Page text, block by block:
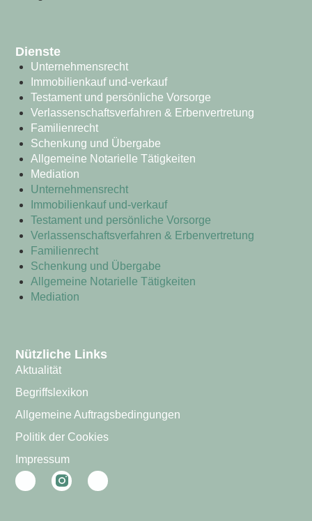
Dienste
Unternehmensrecht
Immobilienkauf und-verkauf
Testament und persönliche Vorsorge
Verlassenschaftsverfahren & Erbenvertretung
Familienrecht
Schenkung und Übergabe
Allgemeine Notarielle Tätigkeiten
Mediation
Unternehmensrecht
Immobilienkauf und-verkauf
Testament und persönliche Vorsorge
Verlassenschaftsverfahren & Erbenvertretung
Familienrecht
Schenkung und Übergabe
Allgemeine Notarielle Tätigkeiten
Mediation
Nützliche Links
Aktualität
Begriffslexikon
Allgemeine Auftragsbedingungen
Politik der Cookies
Impressum